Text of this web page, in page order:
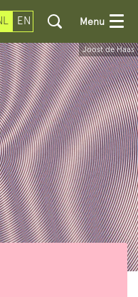
EN Menu
Joost de Haas